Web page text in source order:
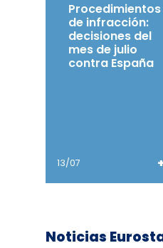
Procedimientos
de infracción:
decisiones del
mes de julio
contra España
13/07 +
Noticias